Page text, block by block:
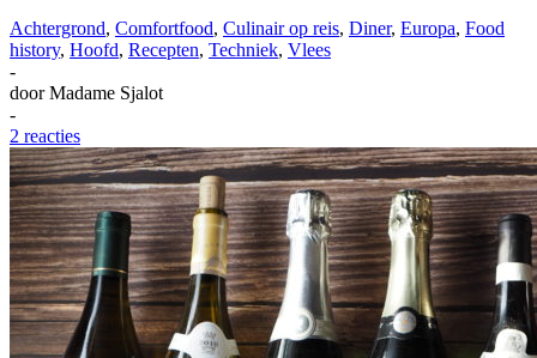
Achtergrond, Comfortfood, Culinair op reis, Diner, Europa, Food
history, Hoofd, Recepten, Techniek, Vlees
-
doorMadame Sjalot
-
2 reacties